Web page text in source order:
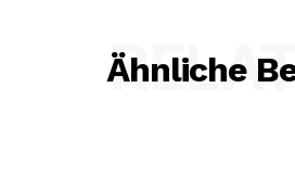
Ähnliche